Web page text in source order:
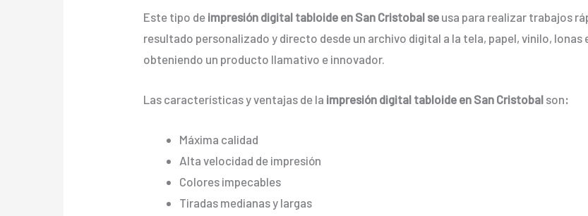
Este tipo de impresión digital tabloide en San Cristobal se usa para realizar trabajos
resultado personalizado y directo desde un archivo digital a la tela, papel, vinilo,
obteniendo un producto llamativo e innovador.
Las características y ventajas de la impresión digital tabloide en San Cristobal son:
Máxima calidad
Alta velocidad de impresión
Colores impecables
Tiradas medianas y largas